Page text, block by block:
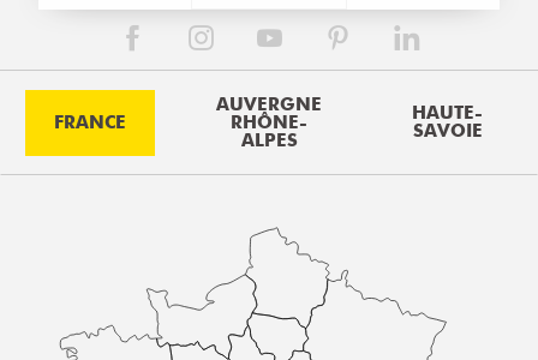
FRANCE
AUVERGNE
RHÔNE-
ALPES
HAUTE-
SAVOIE